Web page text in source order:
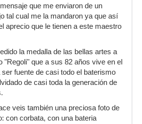
que me enviaron de un
tal cual me la mandaron ya que así
aprecio que le tienen a este maestro
la medalla de las bellas artes a
"Regoli" que a sus 82 años vive en el
fuente de casi todo el baterismo
de casi toda la generación de
veis también una preciosa foto de
con corbata, con una bateria